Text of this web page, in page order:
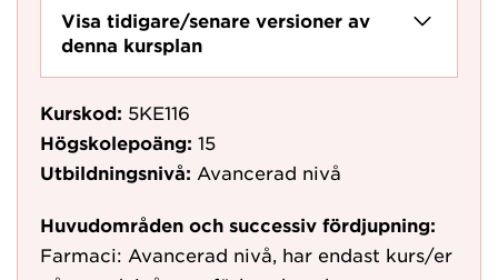
Visa tidigare/senare versioner av
denna kursplan
Kurskod: 5KE116
Högskolepoäng: 15
Utbildningsnivå: Avancerad nivå
Huvudområden och successiv fördjupning:
Farmaci: Avancerad nivå, har endast kurs/er